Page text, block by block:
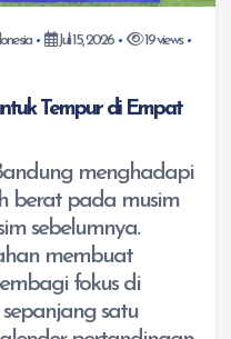
Juli 15, 2026
19 views
Tempur di Empat
menghadapi
berat pada musim
sebelumnya.
membuat
fokus di
satu